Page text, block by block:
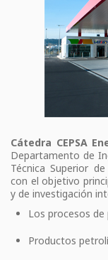
Cátedra CEPSA
Departamento de
Técnica Superior
con el objetivo
y de investigación
Los procesos
Productos